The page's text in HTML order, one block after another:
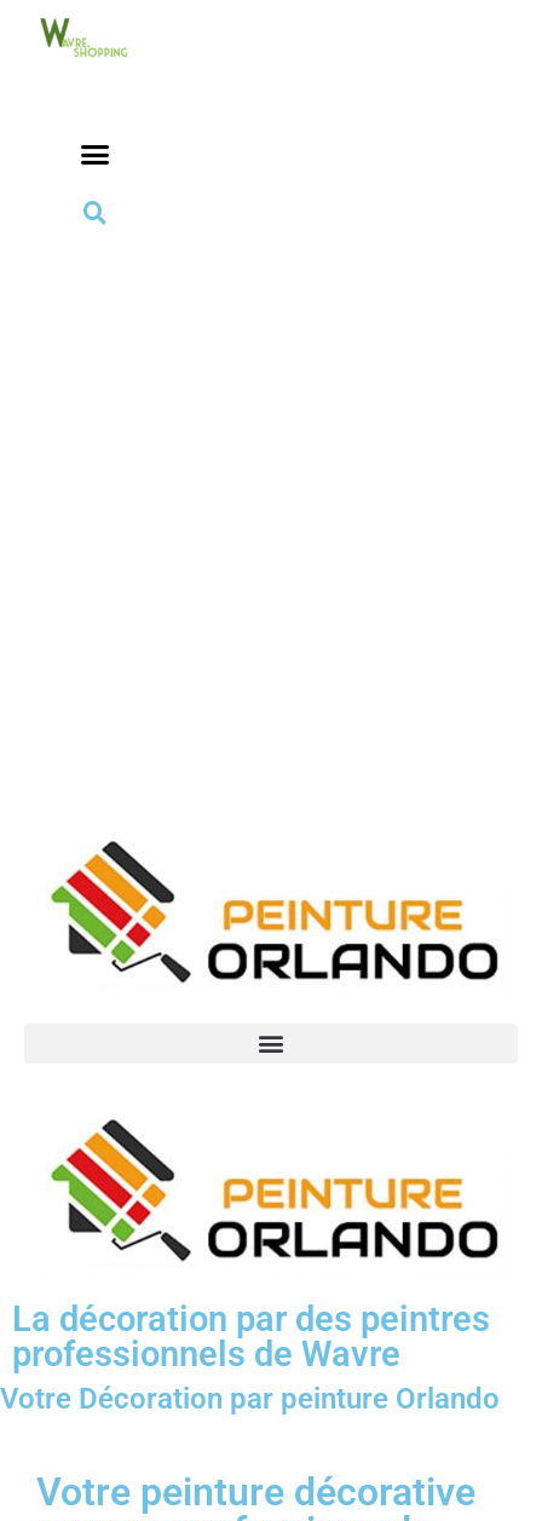
La décoration par des peintres
professionnels de Wavre
Votre Décoration par peinture Orlando
Votre peinture décorative